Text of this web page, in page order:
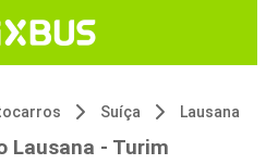
Suíça Lausana
Lausana - Turim